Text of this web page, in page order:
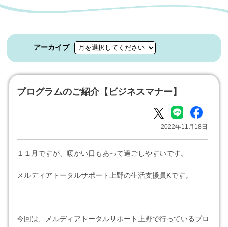
アーカイブ
プログラムのご紹介【ビジネスマナー】
2022年11月18日
１１月ですが、暖かい日もあって過ごしやすいです。
メルディアトータルサポート上野の生活支援員Kです。
今回は、メルディアトータルサポート上野で行っているプロ